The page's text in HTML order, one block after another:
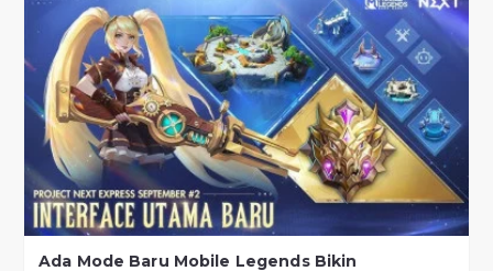
Ada Mode Baru Mobile Legends Bikin